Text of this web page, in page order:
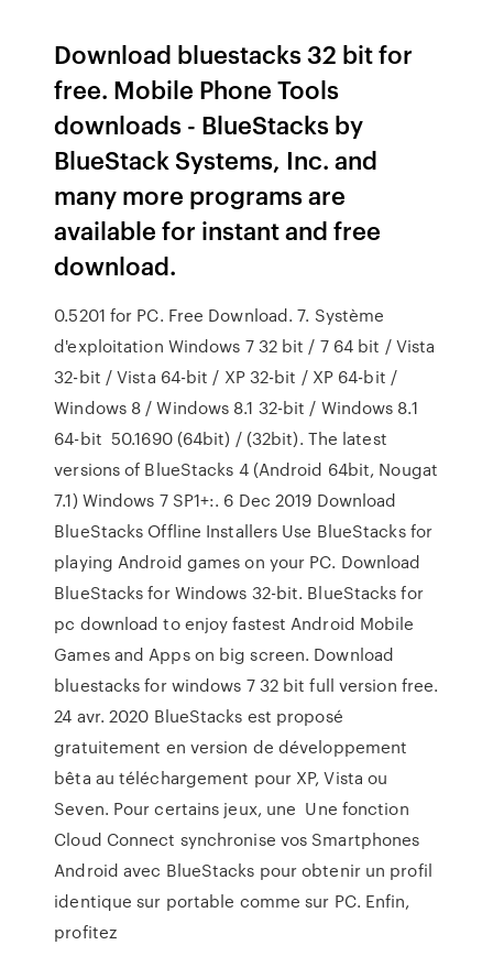
Download bluestacks 32 bit for
free. Mobile Phone Tools
downloads - BlueStacks by
BlueStack Systems, Inc. and
many more programs are
available for instant and free
download.
0.5201 for PC. Free Download. 7. Système
d'exploitation Windows 7 32 bit / 7 64 bit / Vista
32-bit / Vista 64-bit / XP 32-bit / XP 64-bit /
Windows 8 / Windows 8.1 32-bit / Windows 8.1
64-bit 50.1690 (64bit) / (32bit). The latest
versions of BlueStacks 4 (Android 64bit, Nougat
7.1) Windows 7 SP1+:. 6 Dec 2019 Download
BlueStacks Offline Installers Use BlueStacks for
playing Android games on your PC. Download
BlueStacks for Windows 32-bit. BlueStacks for
pc download to enjoy fastest Android Mobile
Games and Apps on big screen. Download
bluestacks for windows 7 32 bit full version free.
24 avr. 2020 BlueStacks est proposé
gratuitement en version de développement
bêta au téléchargement pour XP, Vista ou
Seven. Pour certains jeux, une Une fonction
Cloud Connect synchronise vos Smartphones
Android avec BlueStacks pour obtenir un profil
identique sur portable comme sur PC. Enfin,
profitez